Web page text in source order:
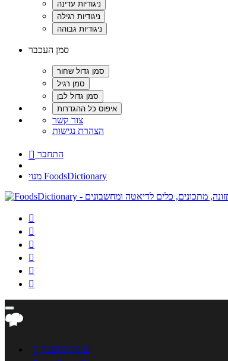
סמן העכבר
צור קשר
הצהרת נגישות
 התחבר
מנוי FoodsDictionary






 כניסה לחשבון